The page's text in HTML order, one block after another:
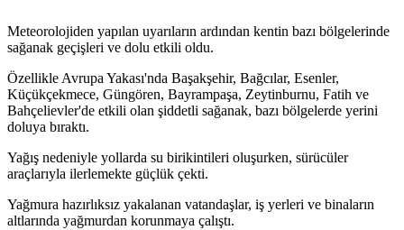
Meteorolojiden yapılan uyarıların ardından kentin bazı bölgelerinde
sağanak geçişleri ve dolu etkili oldu.
Özellikle Avrupa Yakası'nda Başakşehir, Bağcılar, Esenler,
Küçükçekmece, Güngören, Bayrampaşa, Zeytinburnu, Fatih ve
Bahçelievler'de etkili olan şiddetli sağanak, bazı bölgelerde yerini
doluya bıraktı.
Yağış nedeniyle yollarda su birikintileri oluşurken, sürücüler
araçlarıyla ilerlemekte güçlük çekti.
Yağmura hazırlıksız yakalanan vatandaşlar, iş yerleri ve binaların
altlarında yağmurdan korunmaya çalıştı.